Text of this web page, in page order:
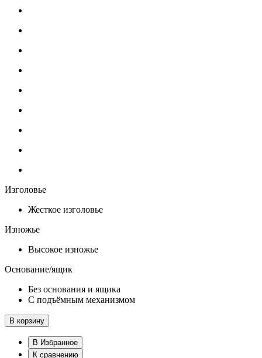
Изголовье
Жесткое изголовье
Изножье
Высокое изножье
Основание/ящик
Без основания и ящика
С подъёмным механизмом
В корзину
В Избранное
К сравнению